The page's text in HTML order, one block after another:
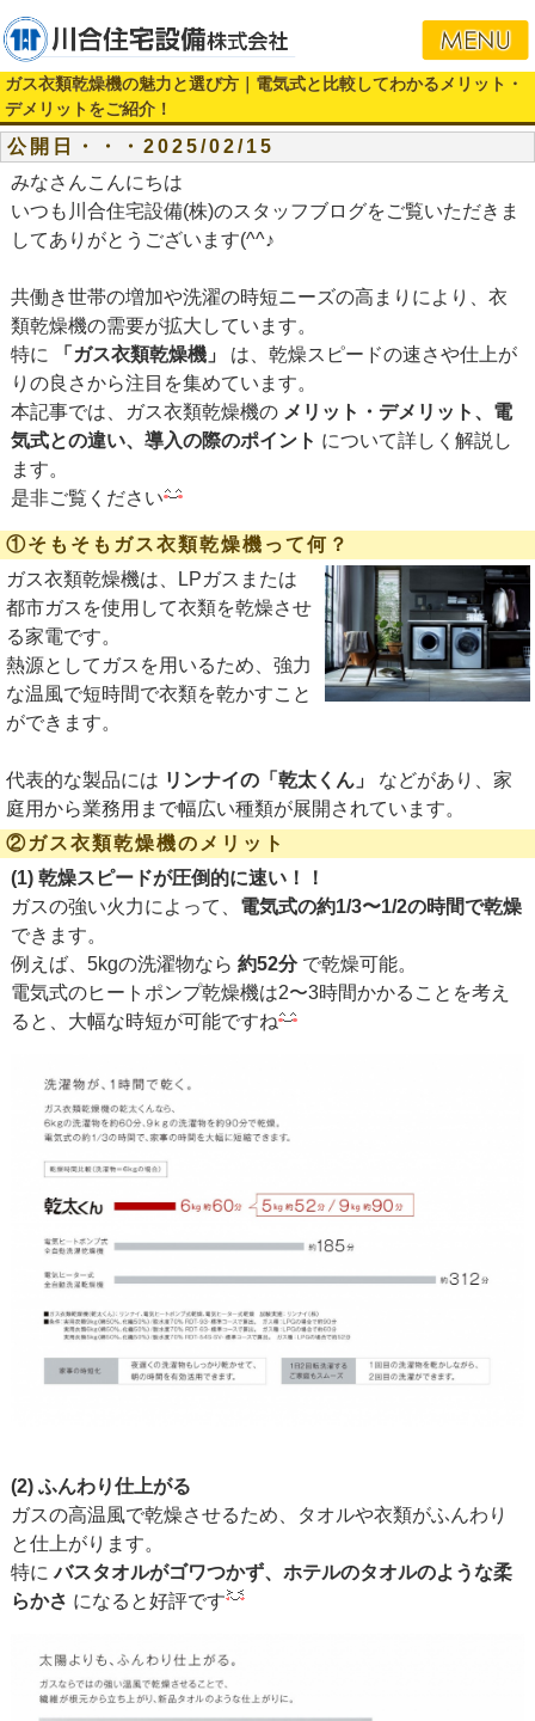
ガス衣類乾燥機の魅力と選び方｜電気式と比較してわかるメリット・
デメリットをご紹介！
公開日・・・2025/02/15
みなさんこんにちは
いつも川合住宅設備(株)のスタッフブログをご覧いただきま
してありがとうございます(^^♪
共働き世帯の増加や洗濯の時短ニーズの高まりにより、衣
類乾燥機の需要が拡大しています。
特に
「ガス衣類乾燥機」
は、乾燥スピードの速さや仕上が
りの良さから注目を集めています。
本記事では、ガス衣類乾燥機の メリット・デメリット、電
気式との違い、導入の際のポイント について詳しく解説し
ます。
是非ご覧ください
①そもそもガス衣類乾燥機って何？
ガス衣類乾燥機は、
LPガス または
都市ガス を使用して衣類を乾燥させ
る家電です。
熱源としてガスを用いるため、強力
な温風で短時間で衣類を乾かすこと
ができます。
代表的な製品には リンナイの「乾太くん」
などがあり、家
庭用から業務用まで幅広い種類が展開されています。
②ガス衣類乾燥機のメリット
(1) 乾燥スピードが圧倒的に速い！！
ガスの強い火力によって、 電気式の約1/3〜1/2の時間で乾燥
できます。
例えば、5kgの洗濯物なら 約52分で乾燥可能。
電気式のヒートポンプ乾燥機は2〜3時間かかることを考え
ると、大幅な時短が可能ですね
(2) ふんわり仕上がる
ガスの高温風で乾燥させるため、タオルや衣類がふんわり
と仕上がります。
特にバスタオルがゴワつかず、ホテルのタオルのような柔
らかさ になると好評です